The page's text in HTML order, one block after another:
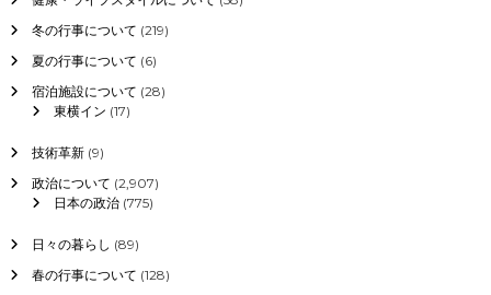
冬の行事について (219)
夏の行事について (6)
宿泊施設について (28)
東横イン (17)
技術革新(9)
政治について (2,907)
日本の政治(775)
日々の暮らし (89)
春の行事について (128)